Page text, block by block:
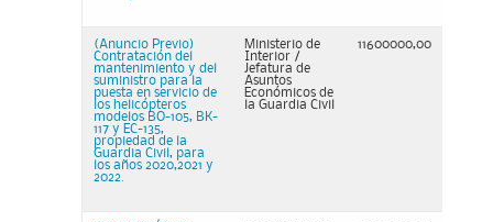
(Anuncio Previo)
Contratación del
mantenimiento y del
suministro para la
puesta en servicio de
los helicópteros
modelos BO-105, BK-
117 y EC-135,
propiedad de la
Guardia Civil, para
los años 2020,2021 y
2022.
Ministerio de
Interior /
Jefatura de
Asuntos
Económicos de
la Guardia Civil
11600000,00